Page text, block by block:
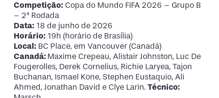
Competição: Copa do Mundo FIFA 2026 – Grupo B
– 2ª Rodada
Data: 18 de junho de 2026
Horário: 19h (horário de Brasília)
Local: BC Place, em Vancouver (Canadá)
Canadá: Maxime Crepeau, Alistair Johnston, Luc De
Fougerolles, Derek Cornelius, Richie Laryea, Tajon
Buchanan, Ismael Kone, Stephen Eustaquio, Ali
Ahmed, Jonathan David e Clye Larin. Técnico: